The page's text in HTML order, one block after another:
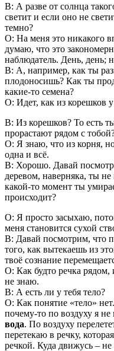
В: А разве от солнца
светит и если оно не
темно?
О: На меня это никакого
думаю, что это
наблюдатель. День, день;
В: А, например, как ты
плодоносишь? Как ты
какие-то семена?
О: Идет, как из корешков
В: Из корешков? То есть
прорастают рядом с
О: Я знаю, что из корня,
одна и всё.
В: Хорошо. Давай
деревом, наверняка, ты
какой-то момент ты
происходит?
О: Я просто засыхаю,
меня становится сухой
В: Давай посмотрим, что
того, как вытекаешь из
твоё сознание
О: Как будто речка
не знаю.
В: А есть ли у тебя тело?
О: Как понятие «тело»
почему-то по воздуху я не
вода. По воздуху
перетекаю в речку,
речкой. Куда движусь –